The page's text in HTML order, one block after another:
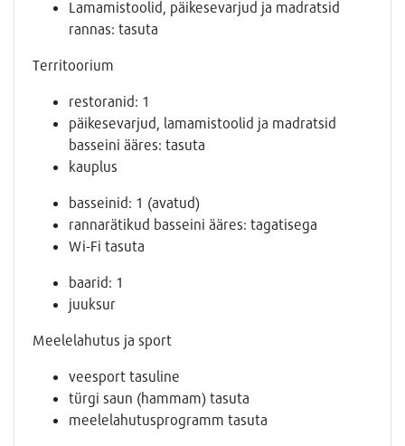
Lamamistoolid, päikesevarjud ja madratsid
rannas: tasuta
Territoorium
restoranid: 1
päikesevarjud, lamamistoolid ja madratsid
basseini ääres: tasuta
kauplus
basseinid: 1 (avatud)
rannarätikud basseini ääres: tagatisega
Wi-Fi tasuta
baarid: 1
juuksur
Meelelahutus ja sport
veesport tasuline
türgi saun (hammam) tasuta
meelelahutusprogramm tasuta